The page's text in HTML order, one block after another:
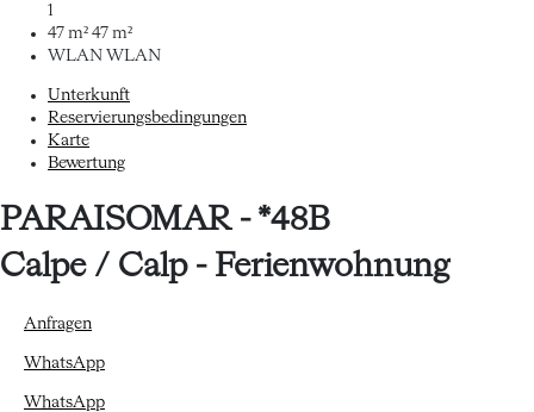
1
47 m² 47 m²
WLAN WLAN
Unterkunft
Reservierungsbedingungen
Karte
Bewertung
PARAISOMAR - *48B
Calpe / Calp - Ferienwohnung
Anfragen
WhatsApp
WhatsApp